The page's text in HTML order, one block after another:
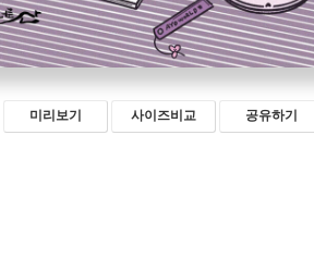
미리보기 사이즈비교 공유하기